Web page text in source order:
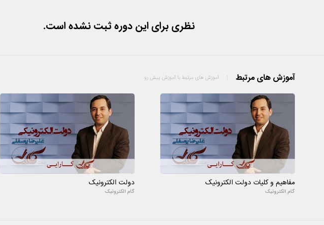
اجرای فرآیند رسیدگی به شکایات
نگهداری و بهبود قسمت دوم
نگهداری و بهبود قسمت سوم
نظری برای این دوره ثبت نشده است.
آموزش های مرتبط آموزش های مرتبط با آموزش پیش رو
مفاهیم و کلیات دولت الکترونیک
گام الکترونیک
دولت الکترونیک
گام الکترونیک